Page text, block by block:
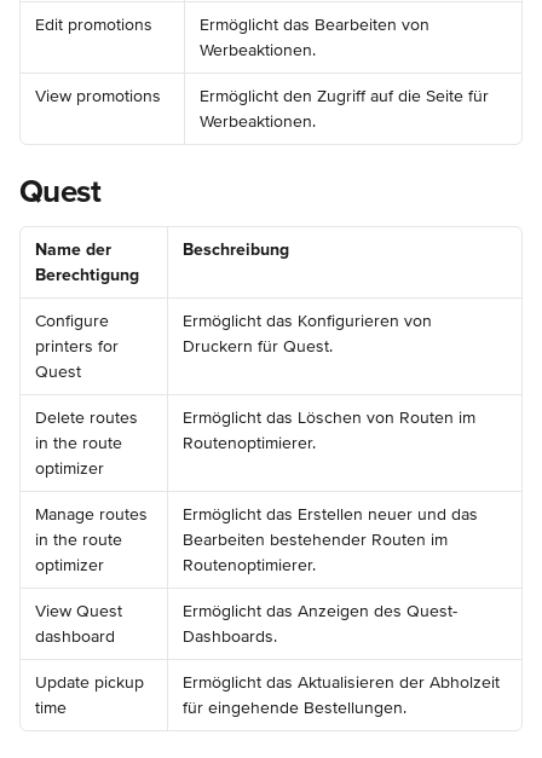
Edit promotions
Ermöglicht das Bearbeiten von
Werbeaktionen.
View promotions
Ermöglicht den Zugriff auf die Seite für
Werbeaktionen.
Quest
Name der
Berechtigung
Beschreibung
Configure
printers for
Quest
Ermöglicht das Konfigurieren von
Druckern für Quest.
Delete routes
in the route
optimizer
Ermöglicht das Löschen von Routen im
Routenoptimierer.
Manage routes
in the route
optimizer
Ermöglicht das Erstellen neuer und das
Bearbeiten bestehender Routen im
Routenoptimierer.
View Quest
dashboard
Ermöglicht das Anzeigen des Quest-
Dashboards.
Update pickup
time
Ermöglicht das Aktualisieren der Abholzeit
für eingehende Bestellungen.